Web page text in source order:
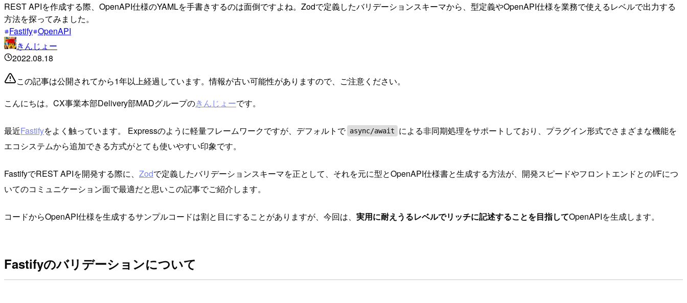
REST APIを作成する際、OpenAPI仕様のYAMLを手書きするのは面倒ですよね。Zodで定義したバリデーションスキーマから、型定義やOpenAPI仕様を業務で使えるレベルで出力する
方法を探ってみました。
Fastify OpenAPI
きんじょー
2022.08.18
この記事は公開されてから1年以上経過しています。情報が古い可能性がありますので、ご注意ください。
こんにちは。CX事業本部Delivery部MADグループのきんじょーです。
最近Fastifyをよく触っています。 Expressのように軽量フレームワークですが、デフォルトで async/await
による非同期処理をサポートしており、プラグイン形式でさまざまな機能を
エコシステムから追加できる方式がとても使いやすい印象です。
FastifyでREST APIを開発する際に、 Zodで定義したバリデーションスキーマを正として、それを元に型とOpenAPI仕様書と生成する方法が、開発スピードやフロントエンドとのI/Fにつ
いてのコミュニケーション面で最適だと思いこの記事でご紹介します。
コードからOpenAPI仕様を生成するサンプルコードは割と目にすることがありますが、今回は、 実用に耐えうるレベルでリッチに記述することを目指してOpenAPIを生成します。
Fastifyのバリデーションについて